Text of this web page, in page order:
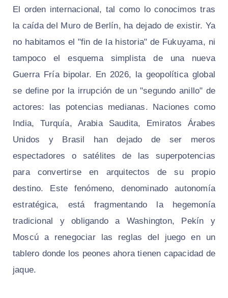
El orden internacional, tal como lo conocimos tras
la caída del Muro de Berlín, ha dejado de existir. Ya
no habitamos el "fin de la historia" de Fukuyama, ni
tampoco el esquema simplista de una nueva
Guerra Fría bipolar. En 2026, la geopolítica global
se define por la irrupción de un "segundo anillo" de
actores: las potencias medianas. Naciones como
India, Turquía, Arabia Saudita, Emiratos Árabes
Unidos y Brasil han dejado de ser meros
espectadores o satélites de las superpotencias
para convertirse en arquitectos de su propio
destino. Este fenómeno, denominado autonomía
estratégica, está fragmentando la hegemonía
tradicional y obligando a Washington, Pekín y
Moscú a renegociar las reglas del juego en un
tablero donde los peones ahora tienen capacidad de
jaque.